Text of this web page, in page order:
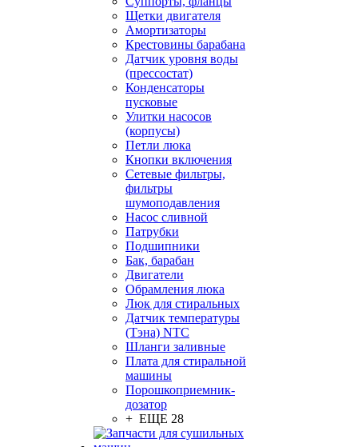
Щетки двигателя
Амортизаторы
Крестовины барабана
Датчик уровня воды
(прессостат)
Конденсаторы
пусковые
Улитки насосов
(корпусы)
Петли люка
Кнопки включения
Сетевые фильтры,
фильтры
шумоподавления
Насос сливной
Патрубки
Подшипники
Бак, барабан
Двигатели
Обрамления люка
Люк для стиральных
Датчик температуры
(Тэна) NTC
Шланги заливные
Плата для стиральной
машины
Порошкоприемник-
дозатор
+ ЕЩЕ 28